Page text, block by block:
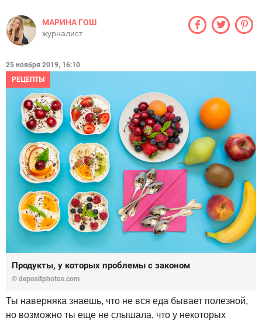
МАРИНА ГОШ
журналист
25 ноября 2019, 16:10
РЕЦЕПТЫ
Продукты, у которых проблемы с законом
© depositphotos.com
Ты наверняка знаешь, что не вся еда бывает полезной,
но возможно ты еще не слышала, что у некоторых